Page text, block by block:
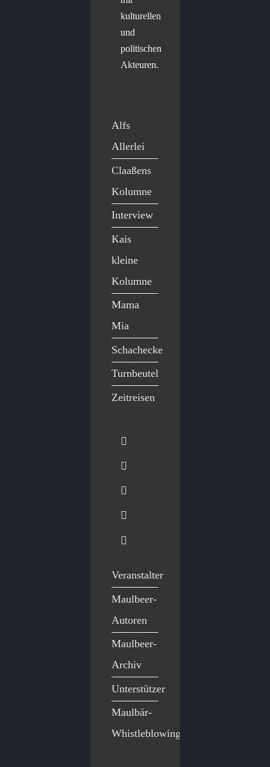
kulturellen
und
politischen
Akteuren.
Alfs
Allerlei
Claaßens
Kolumne
Interview
Kais
kleine
Kolumne
Mama
Mia
Schachecke
Turnbeutel
Zeitreisen
Veranstalter
Maulbeer-
Autoren
Maulbeer-
Archiv
Unterstützer
Maulbär-
Whistleblowing